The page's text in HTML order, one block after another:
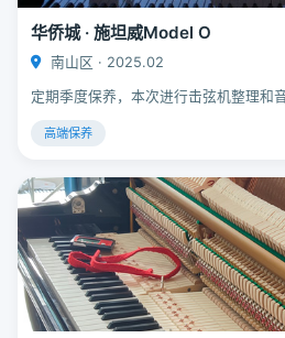
华侨城 · 施坦威Model O
南山区 · 2025.02
定期季度保养，本次进行击弦机整理和
高端保养